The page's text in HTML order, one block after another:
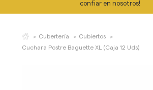
confiar en nosotros!
Cubertería
Cubiertos
Cuchara Postre Baguette XL (Caja 12 Uds)